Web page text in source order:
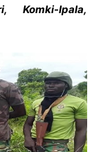
Komki-Ipala,